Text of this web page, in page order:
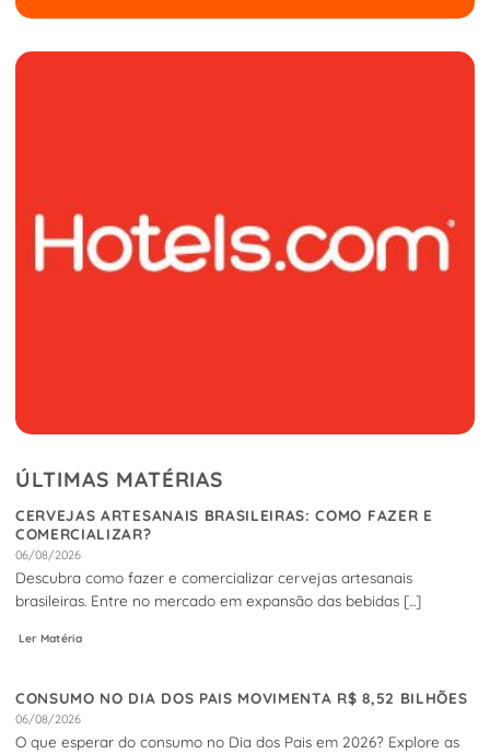
ÚLTIMAS MATÉRIAS
CERVEJAS ARTESANAIS BRASILEIRAS: COMO FAZER E
COMERCIALIZAR?
06/08/2026
Descubra como fazer e comercializar cervejas artesanais
brasileiras. Entre no mercado em expansão das bebidas [...]
Ler Matéria
CONSUMO NO DIA DOS PAIS MOVIMENTA R$ 8,52 BILHÕES
06/08/2026
O que esperar do consumo no Dia dos Pais em 2026? Explore as